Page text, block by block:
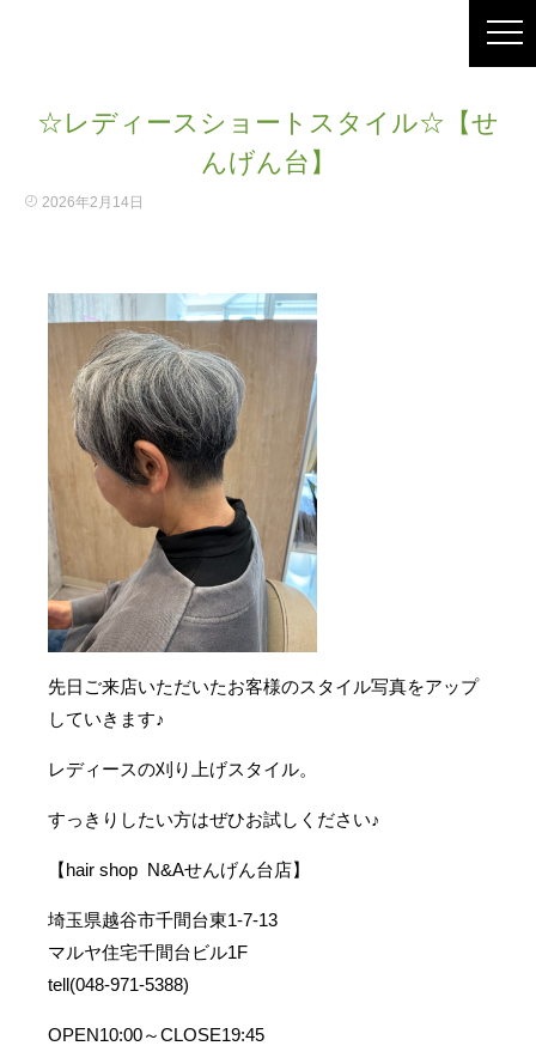
☆レディースショートスタイル☆【せ
んげん台】
2026年2月14日
先日ご来店いただいたお客様のスタイル写真をアップ
していきます♪
レディースの刈り上げスタイル。
すっきりしたい方はぜひお試しください♪
【hair shop N&Aせんげん台店】
埼玉県越谷市千間台東1-7-13
マルヤ住宅千間台ビル1F
tell(048-971-5388)
OPEN10:00～CLOSE19:45